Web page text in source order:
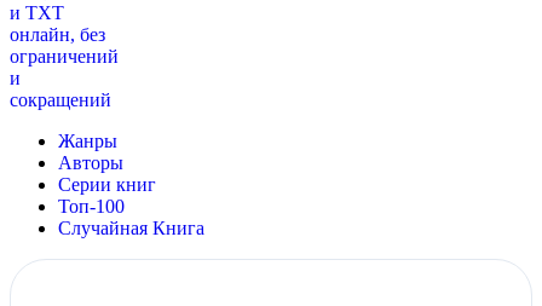
Жанры
Авторы
Серии книг
Топ-100
Случайная Книга